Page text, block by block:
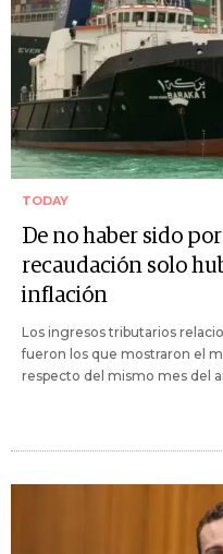
TODAY
De no haber sido
recaudación solo
inflación
Los ingresos tributarios
fueron los que mostraron el
respecto del mismo mes del